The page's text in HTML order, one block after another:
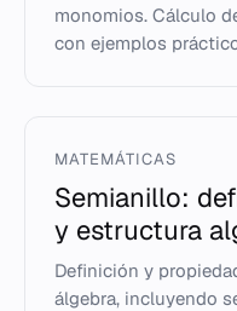
monomios. Cálculo
con ejemplos
MATEMÁTICAS
Semianillo:
y estructura
Definición y
álgebra, incluyendo